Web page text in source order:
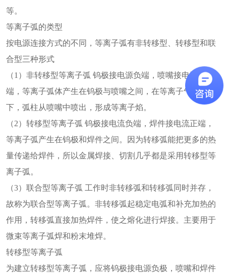
等。
等离子弧的类型
按电源连接方式的不同，等离子弧有非转移型、转移型和联
合型三种形式
（1）非转移型等离子弧 钨极接电源负端，喷嘴接电源正
端，等离子弧体产生在钨极与喷嘴之间，在等离子气体压送
下，弧柱从喷嘴中喷出，形成等离子焰。
（2）转移型等离子弧 钨极接电流负端，焊件接电流正端，
等离子弧产生在钨极和焊件之间。因为转移弧能把更多的热
量传递给焊件，所以金属焊接、切割几乎都是采用转移型等
离子弧。
（3）联合型等离子弧 工作时非转移弧和转移弧同时并存，
故称为联合型等离子弧。非转移弧起稳定电弧和补充加热的
作用，转移弧直接加热焊件，使之熔化进行焊接。主要用于
微束等离子弧焊和粉末堆焊。
转移型等离子弧
为建立转移型等离子弧，应将钨极接电源负极，喷嘴和焊件